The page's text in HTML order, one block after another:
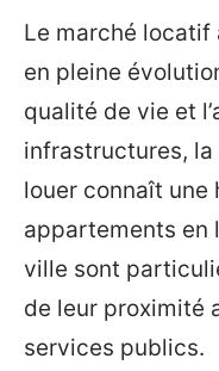
Le marché locatif
en pleine
qualité de vie et
infrastructures,
louer connaît une
appartements en
ville sont
de leur proximité
services publics.